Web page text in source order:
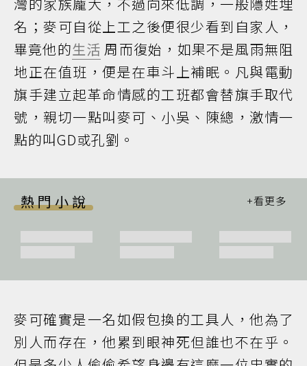
名；麥可自從上工之後便很少看到自家人，
畢竟他的生活 周而復始，如果不是風雨無阻
地正在值班，便是在車斗上補眠。凡與電動
旗手建立起革命情感的工班都會替旗手取代
號，親切一點叫麥可、小吳、陳總，激情一
點的叫GD或孔劉。
熱門小說
麥可確實是一名如假包換的工具人，他為了
別人而存在，他累到眼神死但誰也不在乎。